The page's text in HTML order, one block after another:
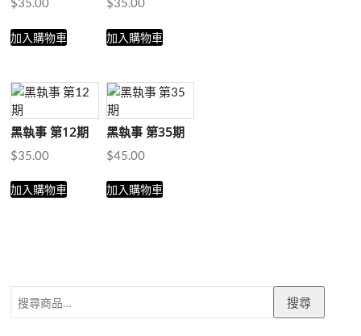
加入購物車 加入購物車
黑執事 第12期
$35.00
加入購物車
黑執事 第35期
$45.00
加入購物車
搜尋